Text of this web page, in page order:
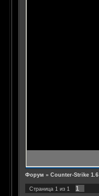
Форум » Counter-Strike 1.6
Страница 1 из 1 1